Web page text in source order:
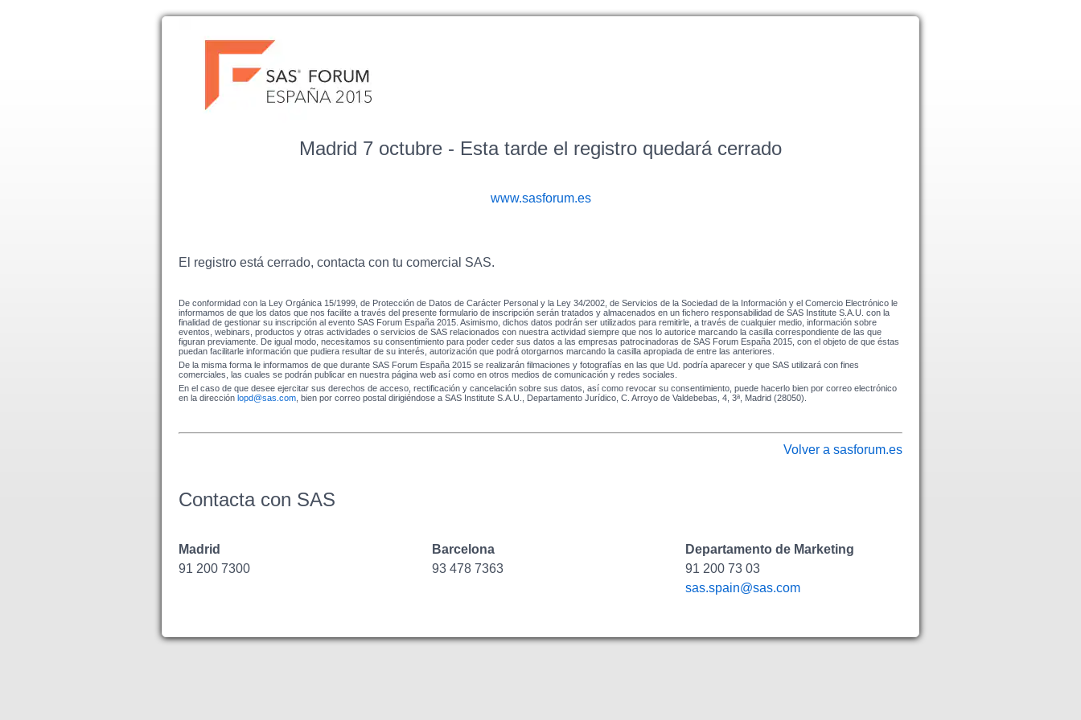
Madrid 7 octubre - Esta tarde el registro quedará cerrado
www.sasforum.es
El registro está cerrado, contacta con tu comercial SAS.
De conformidad con la Ley Orgánica 15/1999, de Protección de Datos de Carácter Personal y la Ley 34/2002, de Servicios de la Sociedad de la Información y el Comercio Electrónico le
informamos de que los datos que nos facilite a través del presente formulario de inscripción serán tratados y almacenados en un fichero responsabilidad de SAS Institute S.A.U. con la
finalidad de gestionar su inscripción al evento SAS Forum España 2015. Asimismo, dichos datos podrán ser utilizados para remitirle, a través de cualquier medio, información sobre
eventos, webinars, productos y otras actividades o servicios de SAS relacionados con nuestra actividad siempre que nos lo autorice marcando la casilla correspondiente de las que
figuran previamente. De igual modo, necesitamos su consentimiento para poder ceder sus datos a las empresas patrocinadoras de SAS Forum España 2015, con el objeto de que éstas
puedan facilitarle información que pudiera resultar de su interés, autorización que podrá otorgarnos marcando la casilla apropiada de entre las anteriores.
De la misma forma le informamos de que durante SAS Forum España 2015 se realizarán filmaciones y fotografías en las que Ud. podría aparecer y que SAS utilizará con fines
comerciales, las cuales se podrán publicar en nuestra página web así como en otros medios de comunicación y redes sociales.
En el caso de que desee ejercitar sus derechos de acceso, rectificación y cancelación sobre sus datos, así como revocar su consentimiento, puede hacerlo bien por correo electrónico
en la dirección lopd@sas.com , bien por correo postal dirigiéndose a SAS Institute S.A.U., Departamento Jurídico, C. Arroyo de Valdebebas, 4, 3ª, Madrid (28050).
Volver a sasforum.es
Contacta con SAS
Madrid
91 200 7300
Barcelona
93 478 7363
Departamento de Marketing
91 200 73 03
sas.spain@sas.com